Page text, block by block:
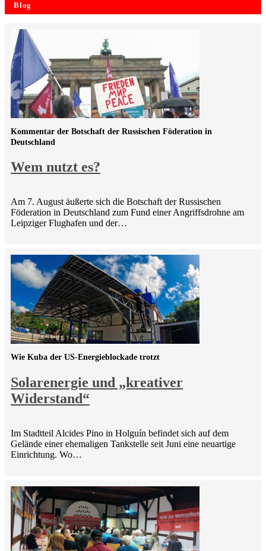
Blog
Wem nutzt es?
Kommentar der Botschaft der Russischen Föderation in
Deutschland
Am 7. August äußerte sich die Botschaft der Russischen
Föderation in Deutschland zum Fund einer Angriffsdrohne am
Leipziger Flughafen und der…
Solarenergie und „kreativer
Widerstand“
Wie Kuba der US-Energieblockade trotzt
Im Stadtteil Alcides Pino in Holguín befindet sich auf dem
Gelände einer ehemaligen Tankstelle seit Juni eine neuartige
Einrichtung. Wo…